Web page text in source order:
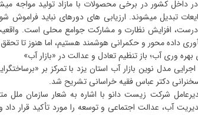
داخل کشور در برخی محصولات با مازاد تولید مواجه
تبدیل میشوند. ارزیابی های دورهای نباید فراموش
درست، افزایش نظارت و مشارکت جوامع محلی است.
داده محور و حکمرانی هوشمند هستیم، اما هنوز تا تحقق
بهره وری آب؛ باز تنظیم تعادل و عدالت در «بازار آب»
اجرایی مدل نوین بازار آب استان یزد با تمرکز بر
دکتر عباس فقیه خراسانی تشریح شد.
شرکت زیست دانو با اشاره به شعار سازمان ملل
آب، عدالت اجتماعی و توسعه را مورد تأکید قرار